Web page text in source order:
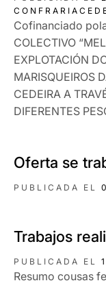
Cofinanciado
COLECTIVO
EXPLOTACIÓN
MARISQUEIROS
CEDEIRA A
DIFERENTES
Oferta se
PUBLICADA EL
Trabajos
PUBLICADA EL
Resumo cousas